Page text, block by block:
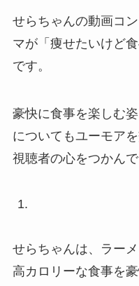
せらちゃんの動画コ
マが「痩せたいけど
です。
豪快に食事を楽しむ
についてもユーモア
視聴者の心をつかんで
せらちゃんは、ラー
高カロリーな食事を